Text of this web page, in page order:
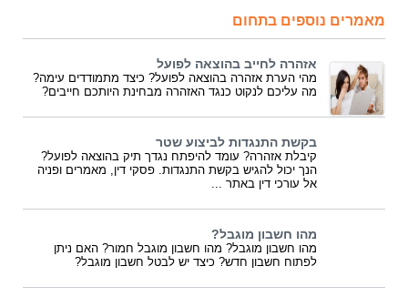
מאמרים נוספים בתחום
אזהרה לחייב בהוצאה לפועל
מהי הערת אזהרה בהוצאה לפועל? כיצד מתמודדים עימה?
מה עליכם לנקוט כנגד האזהרה מבחינת היותכם חייבים?
בקשת התנגדות לביצוע שטר
קיבלת אזהרה? עומד להיפתח נגדך תיק בהוצאה לפועל?
הנך יכול להגיש בקשת התנגדות. פסקי דין, מאמרים ופניה
אל עורכי דין באתר ...
מהו חשבון מוגבל?
מהו חשבון מוגבל? מהו חשבון מוגבל חמור? האם ניתן
לפתוח חשבון חדש? כיצד יש לבטל חשבון מוגבל?